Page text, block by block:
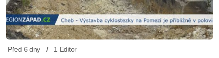
Před 6 dny 1 Editor